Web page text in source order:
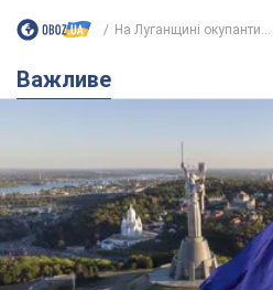
На Луганщині окупанти...
Важливе